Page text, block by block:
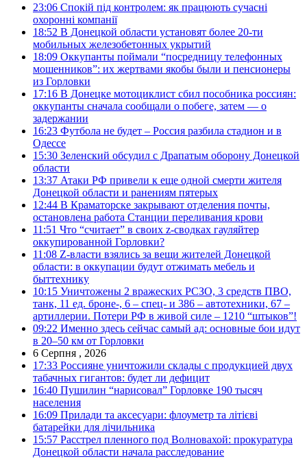
23:06 Спокій під контролем: як працюють сучасні
охоронні компанії
18:52 В Донецкой области установят более 20-ти
мобильных железобетонных укрытий
18:09 Оккупанты поймали “посредницу телефонных
мошенников”: их жертвами якобы были и пенсионеры
из Горловки
17:16 В Донецке мотоциклист сбил пособника россиян:
оккупанты сначала сообщали о побеге, затем — о
задержании
16:23 Футбола не будет – Россия разбила стадион и в
Одессе
15:30 Зеленский обсудил с Драпатым оборону Донецкой
области
13:37 Атаки РФ привели к еще одной смерти жителя
Донецкой области и ранениям пятерых
12:44 В Краматорске закрывают отделения почты,
остановлена работа Станции переливания крови
11:51 Что “считает” в своих z-сводках гауляйтер
оккупированной Горловки?
11:08 Z-власти взялись за вещи жителей Донецкой
области: в оккупации будут отжимать мебель и
быттехнику
10:15 Уничтожены 2 вражеских РСЗО, 3 средств ПВО,
танк, 11 ед. броне-, 6 – спец- и 386 – автотехники, 67 –
артиллерии. Потери РФ в живой силе – 1210 “штыков”!
09:22 Именно здесь сейчас самый ад: основные бои идут
в 20–50 км от Горловки
6 Серпня , 2026
17:33 Россияне уничтожили склады с продукцией двух
табачных гигантов: будет ли дефицит
16:40 Пушилин “нарисовал” Горловке 190 тысяч
населения
16:09 Прилади та аксесуари: флоуметр та літієві
батарейки для лічильника
15:57 Расстрел пленного под Волновахой: прокуратура
Донецкой области начала расследование